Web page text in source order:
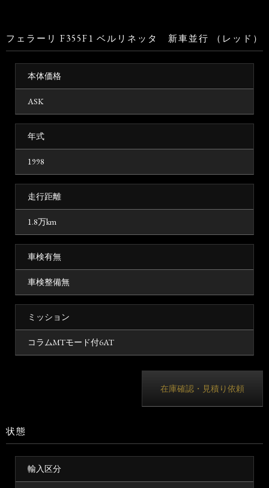
フェラーリ F355F1 ベルリネッタ 新車並行 （レッド）
本体価格
ASK
年式
1998
走行距離
1.8万km
車検有無
車検整備無
ミッション
コラムMTモード付6AT
在庫確認・見積り依頼
状態
輸入区分